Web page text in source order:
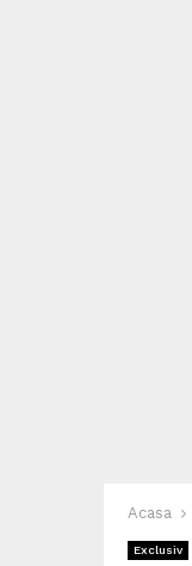
Acasa
Exclusiv